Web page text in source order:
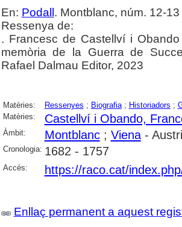
En: Podall. Montblanc, núm. 12-
Ressenya de:
. Francesc de Castellví i
memòria de la Guerra de
Rafael Dalmau Editor, 2023
Matèries: Ressenyes ; Biografia; Historiadors ;
Matèries:
Castellví i Obando,
Àmbit: Montblanc; Viena-
Cronologia: 1682 - 1757
Accés: https://raco.cat/
Enllaç permanent a aquest